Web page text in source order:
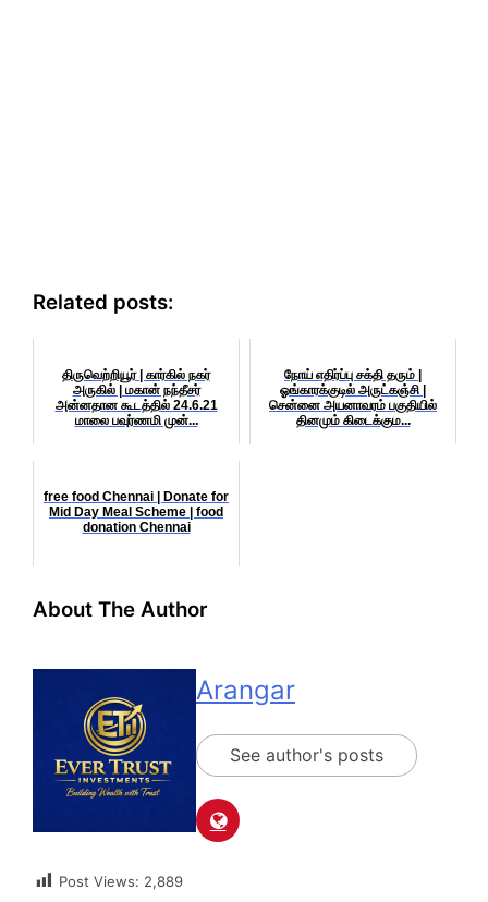
Related posts:
திருவெற்றியூர் | கார்கில் நகர்
அருகில் | மகான் நந்தீசர்
அன்னதான கூடத்தில் 24.6.21
மாலை பவுர்ணமி முன்...
நோய் எதிர்ப்பு சக்தி தரும் |
ஓங்காரக்குடில் அருட்கஞ்சி |
சென்னை அயனாவரம் பகுதியில்
தினமும் கிடைக்கும...
free food Chennai | Donate for
Mid Day Meal Scheme | food
donation Chennai
About The Author
Arangar
See author's posts
Post Views: 2,889